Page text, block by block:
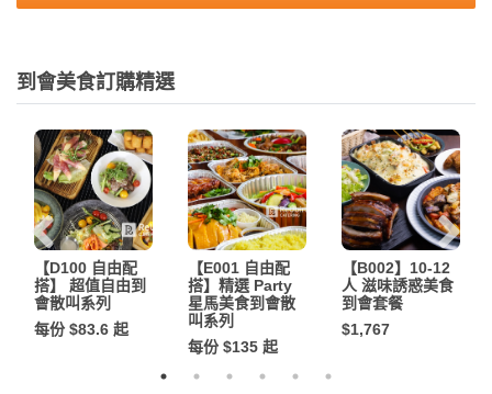
到會美食訂購精選
【D100 自由配
搭】 超值自由到
會散叫系列
每份 $83.6 起
【E001 自由配
搭】精選 Party
星馬美食到會散
叫系列
每份 $135 起
【B002】10-12
人 滋味誘惑美食
到會套餐
$1,767